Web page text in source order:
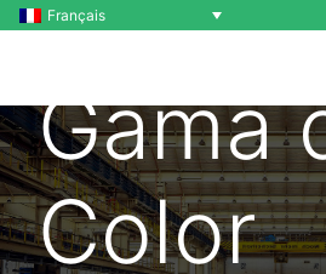
Français
Gama
Color